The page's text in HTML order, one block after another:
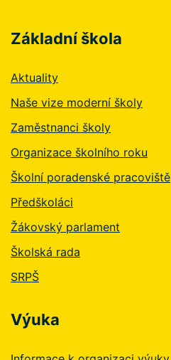
Základní škola
Aktuality
Naše vize moderní školy
Zaměstnanci školy
Organizace školního roku
Školní poradenské pracoviště
Předškoláci
Žákovský parlament
Školská rada
SRPŠ
Výuka